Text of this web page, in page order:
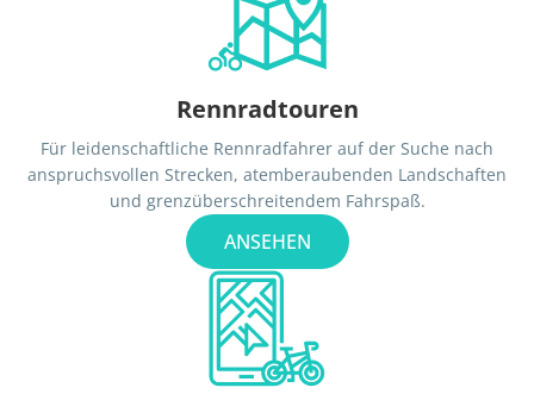
Rennradtouren
Für leidenschaftliche Rennradfahrer auf der Suche nach
anspruchsvollen Strecken, atemberaubenden Landschaften
und grenzüberschreitendem Fahrspaß.
ANSEHEN